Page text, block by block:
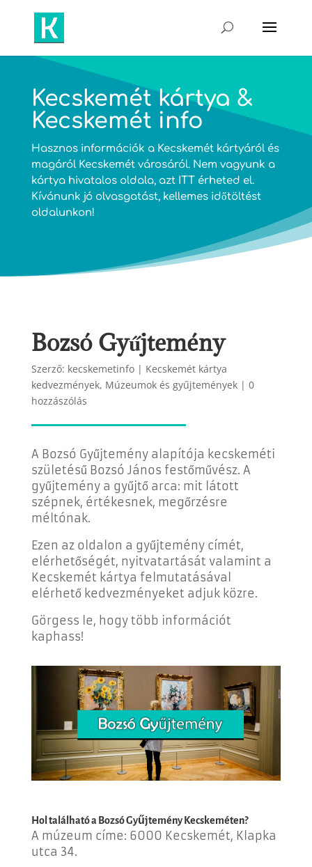
Kecskemét kártya &
Kecskemét info
Hasznos információk a Kecskemét kártyáról és
magáról Kecskemét városáról. Nem vagyunk a
kártya hivatalos oldala, azt ITTérheted el.
Kívánunk jó olvasgatást, kellemes időtöltést
oldalunkon!
Bozsó Gyűjtemény
Szerző: kecskemetinfo| Kecskemét kártya
kedvezmények, Múzeumok és gyűjtemények| 0
hozzászólás
A Bozsó Gyűjtemény alapítója kecskeméti
születésű Bozsó János festőművész. A
gyűjtemény a gyűjtő arca: mit látott
szépnek, értékesnek, megőrzésre
méltónak.
Ezen az oldalon a gyűjtemény címét,
elérhetőségét, nyitvatartását valamint a
Kecskemét kártya felmutatásával
elérhető kedvezményeket adjuk közre.
Görgess le, hogy több információt
kaphass!
Hol található a Bozsó GyűjteményKecskeméten?
A múzeum címe: 6000 Kecskemét, Klapka
utca 34.